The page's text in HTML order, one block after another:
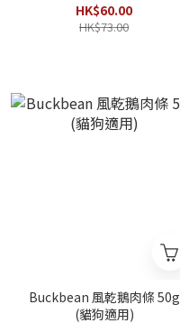
HK$60.00
HK$73.00
Buckbean 風乾鵝肉條 50g
(貓狗適用)